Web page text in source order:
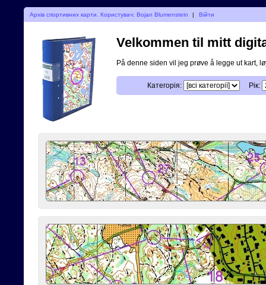
Архів спортивних карти. Користувач: Bojan Blumenstein | Війти
Velkommen til mitt
På denne siden vil jeg prøve å legge ut kart,
Категорія: Рік: